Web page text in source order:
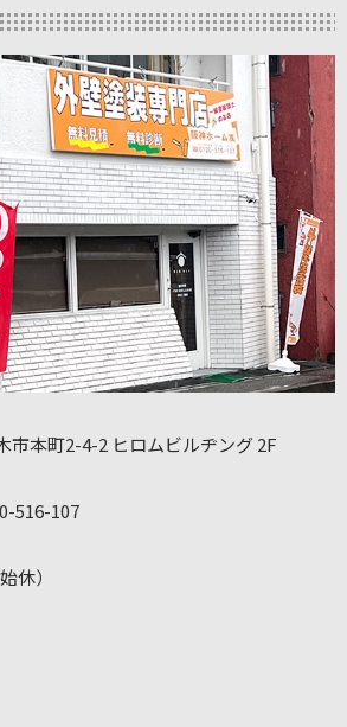
市本町2-4-2 ヒロムビルヂング 2F
516-107
休）